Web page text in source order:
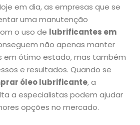
em dia, as empresas que se
uma manutenção
o uso de lubrificantes em
não apenas manter
em ótimo estado, mas também
e resultados. Quando se
óleo lubrificante, a
a especialistas podem ajudar
opções no mercado.